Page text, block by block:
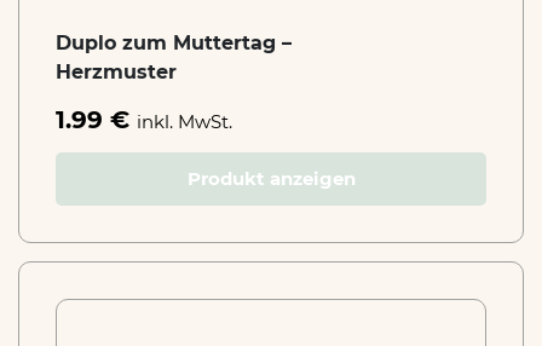
Duplo zum Muttertag –
Herzmuster
1.99 € inkl. MwSt.
Produkt anzeigen